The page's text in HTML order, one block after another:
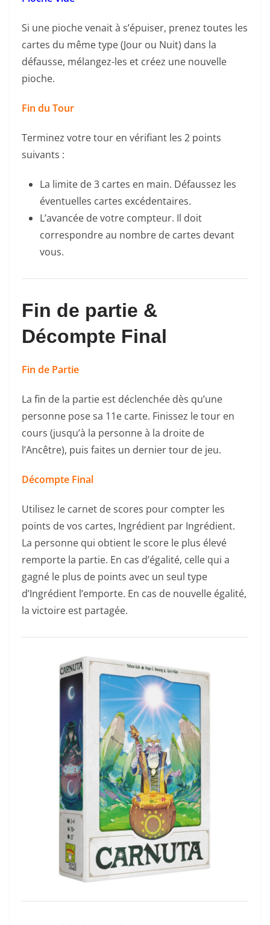
Si une pioche venait à s’épuiser, prenez toutes les
cartes du même type (Jour ou Nuit) dans la
défausse, mélangez-les et créez une nouvelle
pioche.
Fin du Tour
Terminez votre tour en vérifiant les 2 points
suivants :
La limite de 3 cartes en main. Défaussez les
éventuelles cartes excédentaires.
L’avancée de votre compteur. Il doit
correspondre au nombre de cartes devant
vous.
Fin de partie &
Décompte Final
Fin de Partie
La fin de la partie est déclenchée dès qu’une
personne pose sa 11e carte. Finissez le tour en
cours (jusqu’à la personne à la droite de
l’Ancêtre), puis faites un dernier tour de jeu.
Décompte Final
Utilisez le carnet de scores pour compter les
points de vos cartes, Ingrédient par Ingrédient.
La personne qui obtient le score le plus élevé
remporte la partie. En cas d’égalité, celle qui a
gagné le plus de points avec un seul type
d’Ingrédient l’emporte. En cas de nouvelle égalité,
la victoire est partagée.